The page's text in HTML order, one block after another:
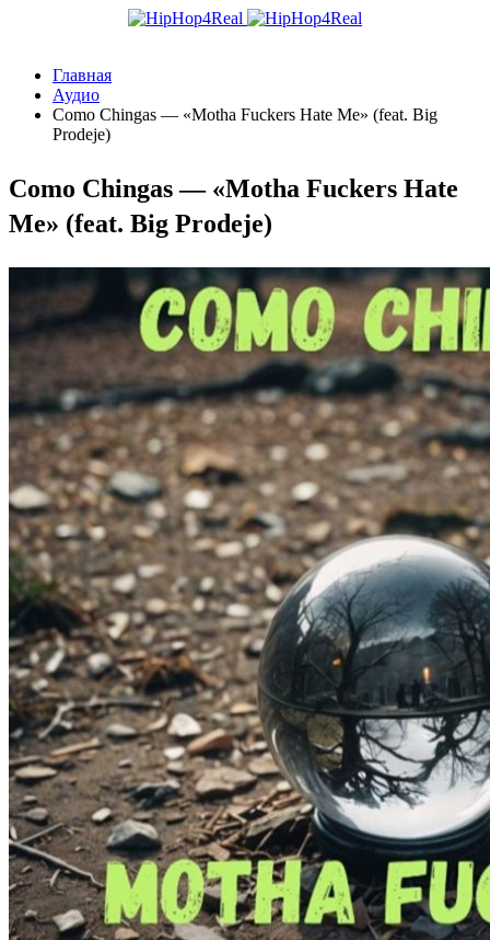
Главная
Аудио
Como Chingas — «Motha Fuckers Hate Me» (feat. Big
Prodeje)
Como Chingas — «Motha Fuckers Hate
Me» (feat. Big Prodeje)